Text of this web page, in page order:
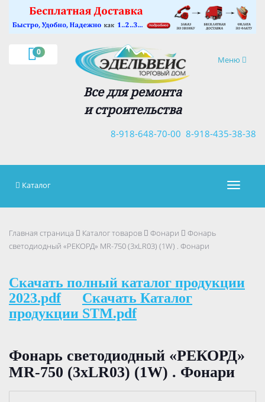
0
Навигация
Меню
Все для ремонта
и строительства
8-918-435-38-38
8-918-648-70-00
×
Каталог
Главная страница Каталог товаров Фонари
Фонарь
светодиодный «РЕКОРД» MR-750 (3хLR03) (1W) . Фонари
Скачать полный каталог продукции
2023.pdf
Скачать Каталог
продукции STM.pdf
Фонарь светодиодный «РЕКОРД»
MR-750 (3хLR03) (1W) . Фонари